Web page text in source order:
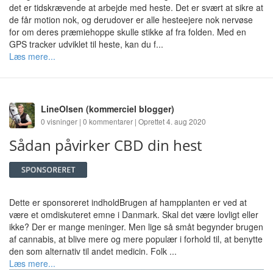
det er tidskrævende at arbejde med heste. Det er svært at sikre at
de får motion nok, og derudover er alle hesteejere nok nervøse
for om deres præmiehoppe skulle stikke af fra folden. Med en
GPS tracker udviklet til heste, kan du f...
Læs mere...
LineOlsen (kommerciel blogger)
0 visninger | 0 kommentarer | Oprettet 4. aug 2020
Sådan påvirker CBD din hest
Dette er sponsoreret indholdBrugen af hampplanten er ved at
være et omdiskuteret emne i Danmark. Skal det være lovligt eller
ikke? Der er mange meninger. Men lige så småt begynder brugen
af cannabis, at blive mere og mere populær i forhold til, at benytte
den som alternativ til andet medicin. Folk ...
Læs mere...